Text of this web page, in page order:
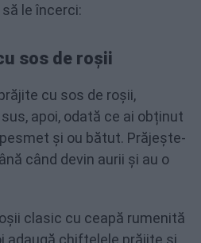
le încerci:
sos de roșii
cu sos de roșii,
apoi, odată ce ai obținut
și ou bătut. Prăjește-
când devin aurii și au o
clasic cu ceapă rumenită
adaugă chiftelele prăjite și